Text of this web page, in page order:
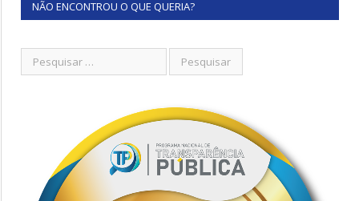
NÃO ENCONTROU O QUE QUERIA?